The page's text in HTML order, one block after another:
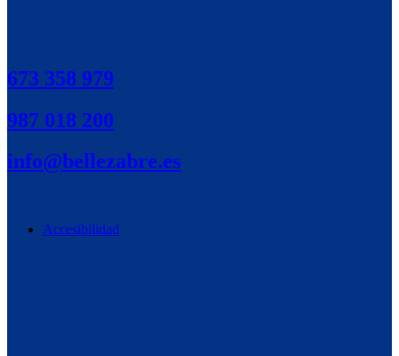
673 358 979
987 018 200
info@bellezabre.es
Accesibilidad